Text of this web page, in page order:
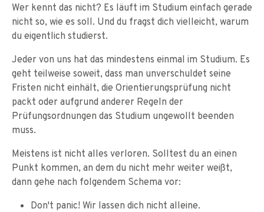
Wer kennt das nicht? Es läuft im Studium einfach gerade
nicht so, wie es soll. Und du fragst dich vielleicht, warum
du eigentlich studierst.
Jeder von uns hat das mindestens einmal im Studium. Es
geht teilweise soweit, dass man unverschuldet seine
Fristen nicht einhält, die Orientierungsprüfung nicht
packt oder aufgrund anderer Regeln der
Prüfungsordnungen das Studium ungewollt beenden
muss.
Meistens ist nicht alles verloren. Solltest du an einen
Punkt kommen, an dem du nicht mehr weiter weißt,
dann gehe nach folgendem Schema vor:
Don't panic! Wir lassen dich nicht alleine.